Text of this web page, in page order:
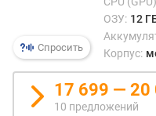
л
/
Спросить
ОЗУ: 12
Корпус:
17 699 — 20
10 предложений